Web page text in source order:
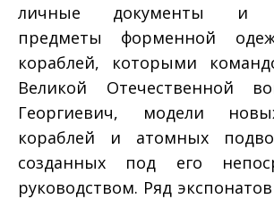
личные документы и
предметы форменной
кораблей, которыми
Великой Отечественной
Георгиевич, модели
кораблей и атомных
созданных под его
руководством. Ряд